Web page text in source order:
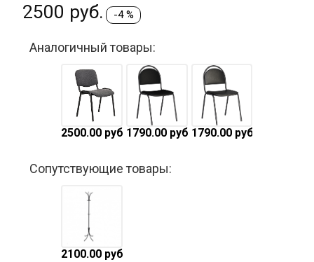
2500 руб. -4 %
Аналогичный товары:
2500.00 руб. 1790.00 руб. 1790.00 руб.
Сопутствующие товары:
2100.00 руб.